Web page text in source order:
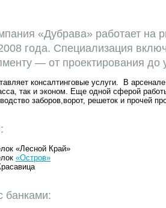
«Дубрава» работает на
года. Специализация
— от проектирования до
консалтинговые услуги. В
так и эконом. Еще одной сферой
заборов,ворот, решеток и прочей
«Лесной Край»
«Остров»
банками: